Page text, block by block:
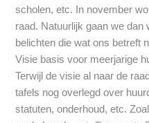
scholen, etc. In november
raad. Natuurlijk gaan we
belichten die wat ons betreft
Visie basis voor meerjarige
Terwijl de visie al naar de
tafels nog overlegd over
statuten, onderhoud, etc.